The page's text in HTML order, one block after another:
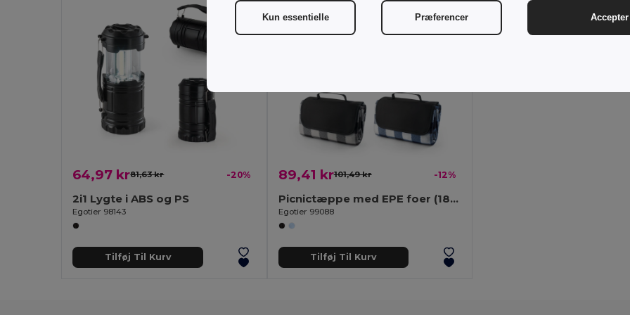
64,97 kr81,63 kr -20%
2i1 Lygte i ABS og PS
Egotier 98143
Tilføj Til Kurv
89,41 kr101,49 kr -12%
Picnictæppe med EPE foer (180 g/m²)
Egotier 99088
Tilføj Til Kurv
Kun essentielle Præferencer